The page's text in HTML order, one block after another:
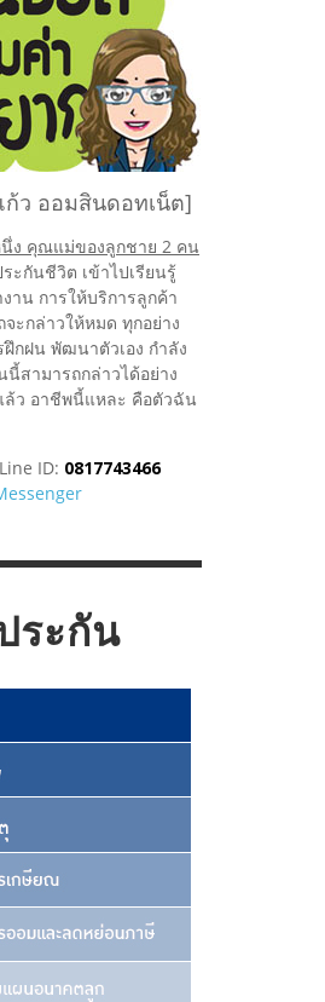
ว ออมสินดอทเน็ต]
ง คุณแม่ของลูกชาย 2 คน
ะกันชีวิต เข้าไปเรียนรู้
าน การให้บริการลูกค้า
ะกล่าวให้หมด ทุกอย่าง
กฝน พัฒนาตัวเอง กำลัง
สามารถกล่าวได้อย่าง
ว อาชีพนี้แหละ คือตัวฉัน
ID: 0817743466
ระกัน